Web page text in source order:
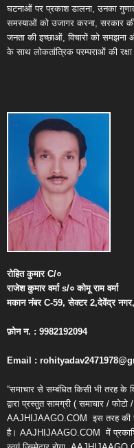
घटनाओं पर प्रकाश डालना, उनका
समस्याओं को उजागर करना, सरकार
जनता की इच्छाओं, विचारों को समझना
के साथ लोकतांत्रिक परम्पराओं की
रोहित कुमारC/०
राजेश कुमार वर्माs/० कोमू राम वर्मा
मकान नंबरC-59,सेक्टर2,देवेंद्र नगर,
फ़ोन न. : 9982192094
Email :
“समाचार से सम्बंधित किसी भी तरह के
द्वारा प्रस्तुत सामग्री ( समाचार / फोटो
AAJHIJAAGO.COM इस तरह की
है। AAJHIJAAGO.COM में